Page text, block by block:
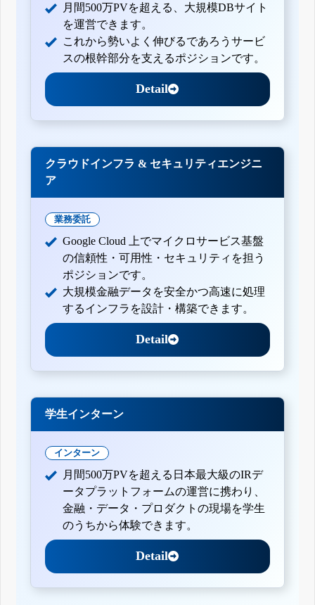
月間500万PVを超える、大規模DBサイト
を運営できます。
これから勢いよく伸びるであろうサービ
スの根幹部分を支えるポジションです。
Detail
クラウドインフラ & セキュリティエンジニ
ア
業務委託
Google Cloud 上でマイクロサービス基盤
の信頼性・可用性・セキュリティを担う
ポジションです。
大規模金融データを安全かつ高速に処理
するインフラを設計・構築できます。
Detail
学生インターン
インターン
月間500万PVを超える日本最大級のIRデ
ータプラットフォームの運営に携わり、
金融・データ・プロダクトの現場を学生
のうちから体験できます。
Detail